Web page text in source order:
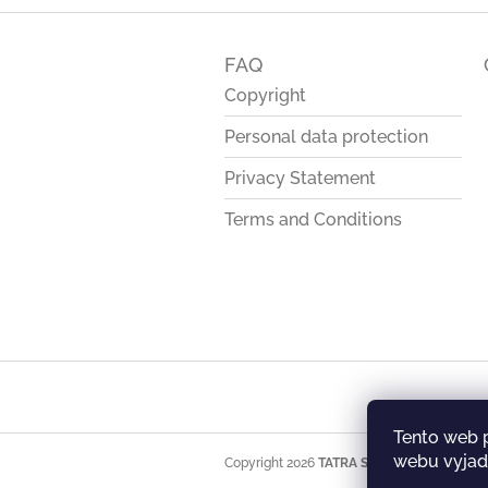
Tento web
webu
FAQ
Copyright
Personal data protection
Privacy Statement
Terms and Conditions
Copyright 2026 TATRA STORE. All rights